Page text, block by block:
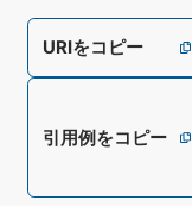
URIをコピー
引用例をコピー